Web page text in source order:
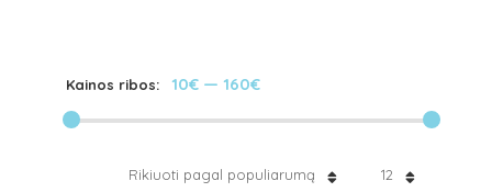
Kainos ribos: 10€ — 160€
12
Rikiuoti pagal populiarumą